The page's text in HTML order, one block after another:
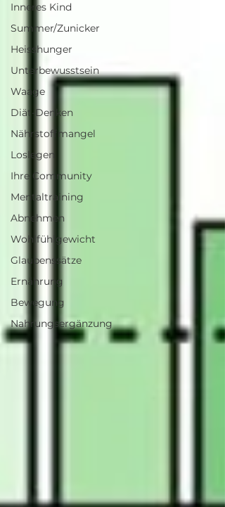
Inneres Kind
Summer/Zunicker
Heisshunger
Unterbewusstsein
Waage
Diät-Denken
Nährstoffmangel
Loslegen
Ihre Community
Mentaltraining
Abnehmen
Wohlfühlgewicht
Glaubenssätze
Ernährung
Bewegung
Nahrungsergänzung